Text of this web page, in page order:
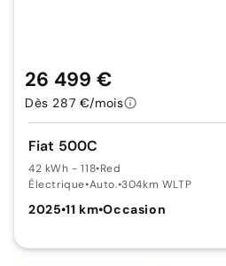
Fiat 500C
42 kWh - 118•Red
Électrique•Auto.•304km WLTP
2025•11 km•Occasion
26 499 €
Dès 287 €/mois